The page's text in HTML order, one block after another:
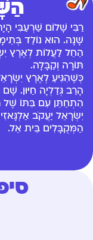
שָׁנָה. הוּא נוֹלַד
הֵחֵל לַעֲלוֹת לְאֶרֶץ
תּוֹרָה וְקַבָּלָה.
כְּשֶׁהִגִּיעַ לְאֶרֶץ
הָרַב גְּדַלְיָה חַיּוּן.
הִתְחַתֵּן עִם בִּתּוֹ שֶׁל
יִשְׂרָאֵל יַעֲקֹב
הַמְּקֻבָּלִים בֵּית אֵל.